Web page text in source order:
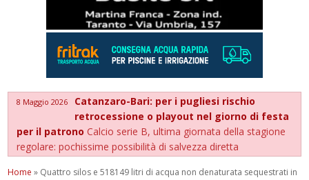
8 Maggio 2026
Catanzaro-Bari: per i pugliesi rischio
retrocessione o playout nel giorno di festa
per il patronoCalcio serie B, ultima giornata della stagione
regolare: pochissime possibilità di salvezza diretta
Home » Quattro silos e 518149 litri di acqua non denaturata sequestrati in